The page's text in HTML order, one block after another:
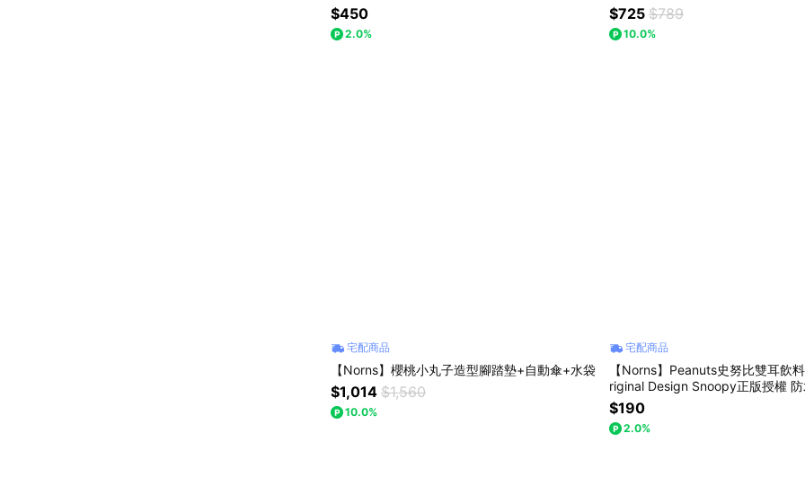
$450
2.0%
$725 $789
10.0%
宅配商品
【Norns】櫻桃小丸子造型腳踏墊+自動傘+水袋
$1,014 $1,560
10.0%
宅配商品
【Norns】Peanuts史努比雙耳飲
riginal Design Snoopy正版授權 防
保飲料提袋(每款式最少需購買2件)
$190
2.0%